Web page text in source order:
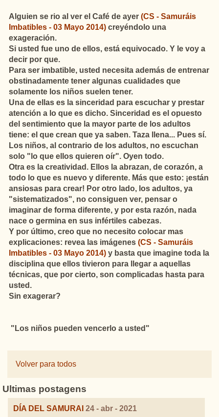
Alguien se rio al ver el Café de ayer (CS - Samuráis
Imbatibles - 03 Mayo 2014) creyéndolo una
exageración.
Si usted fue uno de ellos, está equivocado. Y le voy a
decir por que.
Para ser imbatible, usted necesita además de entrenar
obstinadamente tener algunas cualidades que
solamente los niños suelen tener.
Una de ellas es la sinceridad para escuchar y prestar
atención a lo que es dicho. Sinceridad es el opuesto
del sentimiento que la mayor parte de los adultos
tiene: el que crean que ya saben. Taza llena... Pues sí.
Los niños, al contrario de los adultos, no escuchan
solo "lo que ellos quieren oír". Oyen todo.
Otra es la creatividad. Ellos la abrazan, de corazón, a
todo lo que es nuevo y diferente. Más que esto: ¡están
ansiosas para crear! Por otro lado, los adultos, ya
"sistematizados", no consiguen ver, pensar o
imaginar de forma diferente, y por esta razón, nada
nace o germina en sus infértiles cabezas.
Y por último, creo que no necesito colocar mas
explicaciones: revea las imágenes (CS - Samuráis
Imbatibles - 03 Mayo 2014) y basta que imagine toda la
disciplina que ellos tivieron para llegar a aquellas
técnicas, que por cierto, son complicadas hasta para
usted.
Sin exagerar?
"Los niños pueden vencerlo a usted"
Volver para todos
Ultimas postagens
DÍA DEL SAMURAI 24 - abr - 2021